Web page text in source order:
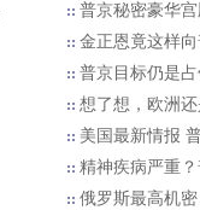
普京秘密豪华
金正恩竟这样
普京目标仍是
想了想，欧洲
美国最新情报
精神疾病严重
俄罗斯最高机